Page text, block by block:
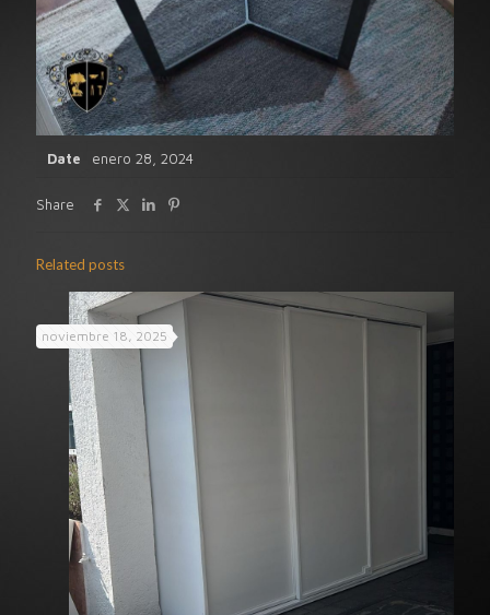
Date enero 28, 2024
Share
Related posts
noviembre 18, 2025